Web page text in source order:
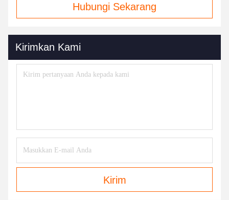
Hubungi Sekarang
Kirimkan Kami
Kirim